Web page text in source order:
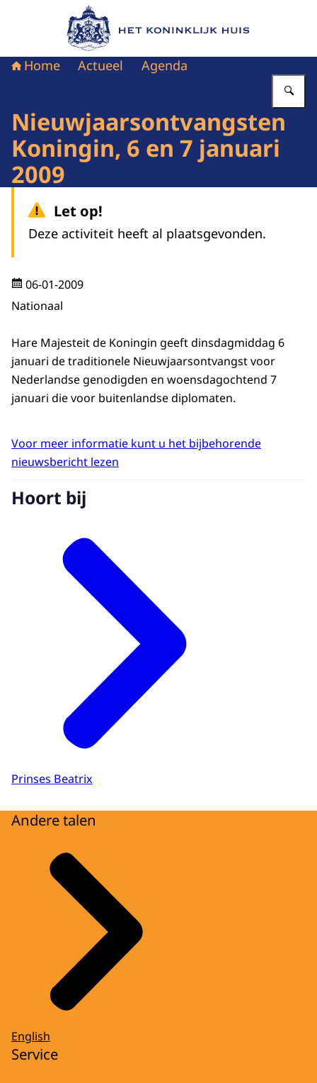
Naar de homepage van Het Koninklijk Huis
Home Actueel Agenda
Nieuwjaarsontvangsten
Koningin, 6 en 7 januari
2009
Let op!
Deze activiteit heeft al plaatsgevonden.
06-01-2009
Nationaal
Hare Majesteit de Koningin geeft dinsdagmiddag 6
januari de traditionele Nieuwjaarsontvangst voor
Nederlandse genodigden en woensdagochtend 7
januari die voor buitenlandse diplomaten.
Voor meer informatie kunt u het bijbehorende
nieuwsbericht lezen
Hoort bij
Prinses Beatrix
Andere talen
English
Service